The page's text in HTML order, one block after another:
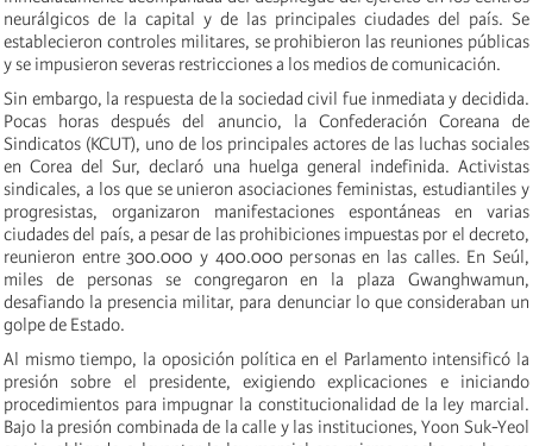
neurálgicos de la capital y de las principales ciudades del país. Se
establecieron controles militares, se prohibieron las reuniones públicas
y se impusieron severas restricciones a los medios de comunicación.
Sin embargo, la respuesta de la sociedad civil fue inmediata y decidida.
Pocas horas después del anuncio, la Confederación Coreana de
Sindicatos (KCUT), uno de los principales actores de las luchas sociales
en Corea del Sur, declaró una huelga general indefinida. Activistas
sindicales, a los que se unieron asociaciones feministas, estudiantiles y
progresistas, organizaron manifestaciones espontáneas en varias
ciudades del país, a pesar de las prohibiciones impuestas por el decreto,
reunieron entre 300.000 y 400.000 personas en las calles. En Seúl,
miles de personas se congregaron en la plaza Gwanghwamun,
desafiando la presencia militar, para denunciar lo que consideraban un
golpe de Estado.
Al mismo tiempo, la oposición política en el Parlamento intensificó la
presión sobre el presidente, exigiendo explicaciones e iniciando
procedimientos para impugnar la constitucionalidad de la ley marcial.
Bajo la presión combinada de la calle y las instituciones, Yoon Suk-Yeol